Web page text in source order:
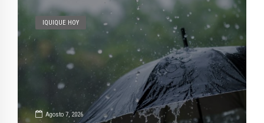
IQUIQUE HOY
Agosto 7, 2026